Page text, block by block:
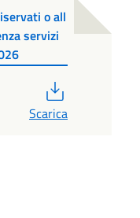
o all
servizi
Scarica